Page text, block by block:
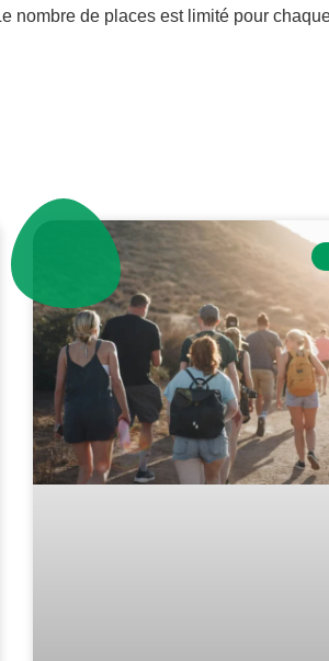
nombre de places est limité pour